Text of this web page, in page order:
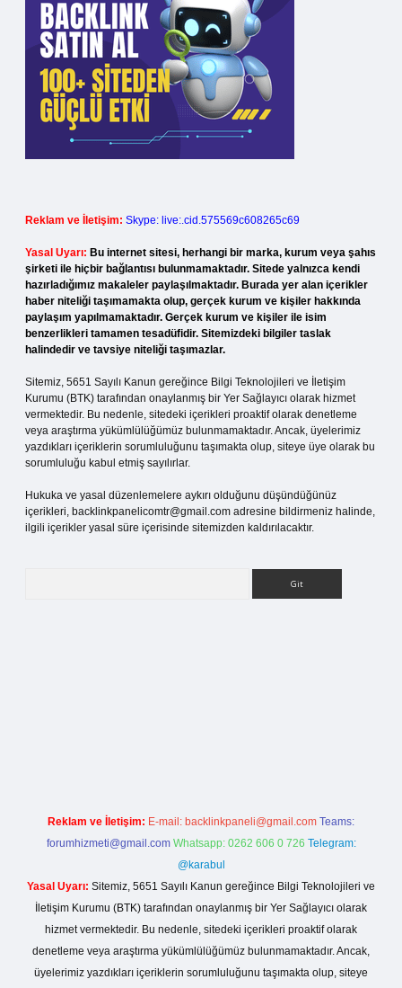
Reklam ve İletişim: Skype: live:.cid.575569c608265c69
Yasal Uyarı: Bu internet sitesi, herhangi bir marka, kurum veya şahıs
şirketi ile hiçbir bağlantısı bulunmamaktadır. Sitede yalnızca kendi
hazırladığımız makaleler paylaşılmaktadır. Burada yer alan içerikler
haber niteliği taşımamakta olup, gerçek kurum ve kişiler hakkında
paylaşım yapılmamaktadır. Gerçek kurum ve kişiler ile isim
benzerlikleri tamamen tesadüfidir. Sitemizdeki bilgiler taslak
halindedir ve tavsiye niteliği taşımazlar.
Sitemiz, 5651 Sayılı Kanun gereğince Bilgi Teknolojileri ve İletişim
Kurumu (BTK) tarafından onaylanmış bir Yer Sağlayıcı olarak hizmet
vermektedir. Bu nedenle, sitedeki içerikleri proaktif olarak denetleme
veya araştırma yükümlülüğümüz bulunmamaktadır. Ancak, üyelerimiz
yazdıkları içeriklerin sorumluluğunu taşımakta olup, siteye üye olarak bu
sorumluluğu kabul etmiş sayılırlar.
Hukuka ve yasal düzenlemelere aykırı olduğunu düşündüğünüz
içerikleri, backlinkpanelicomtr@gmail.com adresine bildirmeniz halinde,
ilgili içerikler yasal süre içerisinde sitemizden kaldırılacaktır.
Reklam ve İletişim: E-mail: backlinkpaneli@gmail.com Teams:
forumhizmeti@gmail.com Whatsapp: 0262 606 0 726 Telegram:
@karabul
Yasal Uyarı: Sitemiz, 5651 Sayılı Kanun gereğince Bilgi Teknolojileri ve
İletişim Kurumu (BTK) tarafından onaylanmış bir Yer Sağlayıcı olarak
hizmet vermektedir. Bu nedenle, sitedeki içerikleri proaktif olarak
denetleme veya araştırma yükümlülüğümüz bulunmamaktadır. Ancak,
üyelerimiz yazdıkları içeriklerin sorumluluğunu taşımakta olup, siteye